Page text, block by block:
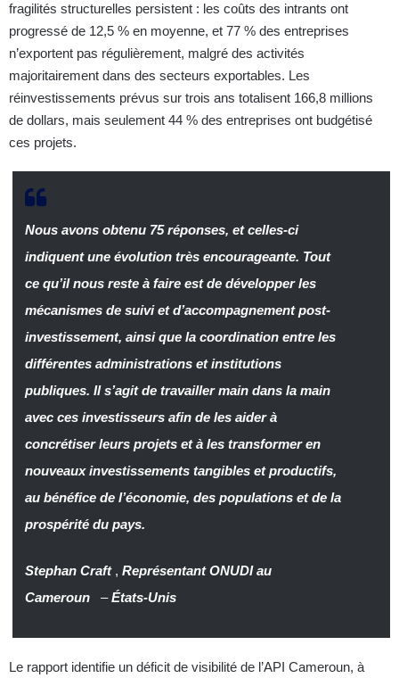
fragilités structurelles persistent : les coûts des intrants ont
progressé de 12,5 % en moyenne, et 77 % des entreprises
n’exportent pas régulièrement, malgré des activités
majoritairement dans des secteurs exportables. Les
réinvestissements prévus sur trois ans totalisent 166,8 millions
de dollars, mais seulement 44 % des entreprises ont budgétisé
ces projets.
Nous avons obtenu 75 réponses, et celles-ci
indiquent une évolution très encourageante. Tout
ce qu’il nous reste à faire est de développer les
mécanismes de suivi et d’accompagnement post-
investissement, ainsi que la coordination entre les
différentes administrations et institutions
publiques. Il s’agit de travailler main dans la main
avec ces investisseurs afin de les aider à
concrétiser leurs projets et à les transformer en
nouveaux investissements tangibles et productifs,
au bénéfice de l’économie, des populations et de la
prospérité du pays.
Stephan Craft , Représentant ONUDI au
Cameroun
–États-Unis
Le rapport identifie un déficit de visibilité de l’API Cameroun, à